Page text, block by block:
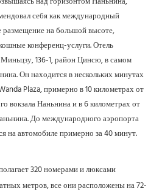
себя как международный
на большой высоте,
конференц-услуги. Отель
136-1, район Цинсю, в самом
Он находится в нескольких минутах
Plaza, примерно в 10 километрах от
вокзала Наньнина и в 6 километрах от
До международного аэропорта
на автомобиле примерно за 40 минут.
320 номерами и люксами
метров, все они расположены на 72-